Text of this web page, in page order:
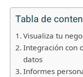
Tabla de
Visualiza tu
Integración con
datos
Informes